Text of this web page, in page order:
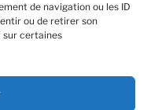
de navigation ou les ID
ou de retirer son
certaines